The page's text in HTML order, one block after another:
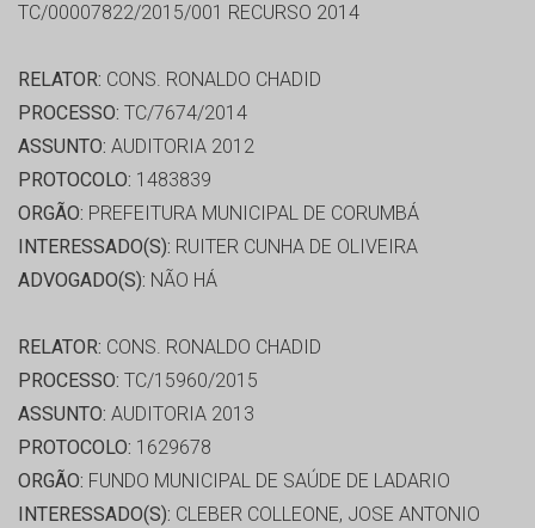
TC/00007822/2015/001 RECURSO 2014
RELATOR: CONS. RONALDO CHADID
PROCESSO: TC/7674/2014
ASSUNTO: AUDITORIA 2012
PROTOCOLO: 1483839
ORGÃO: PREFEITURA MUNICIPAL DE CORUMBÁ
INTERESSADO(S): RUITER CUNHA DE OLIVEIRA
ADVOGADO(S): NÃO HÁ
RELATOR: CONS. RONALDO CHADID
PROCESSO: TC/15960/2015
ASSUNTO: AUDITORIA 2013
PROTOCOLO: 1629678
ORGÃO: FUNDO MUNICIPAL DE SAÚDE DE LADARIO
INTERESSADO(S): CLEBER COLLEONE, JOSE ANTONIO